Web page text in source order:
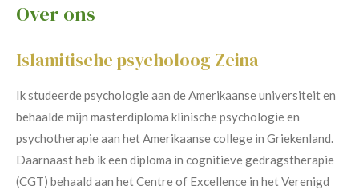
Over ons
Islamitische psycholoog Zeina
Ik studeerde psychologie aan de Amerikaanse universiteit en
behaalde mijn masterdiploma klinische psychologie en
psychotherapie aan het Amerikaanse college in Griekenland.
Daarnaast heb ik een diploma in cognitieve gedragstherapie
(CGT) behaald aan het Centre of Excellence in het Verenigd